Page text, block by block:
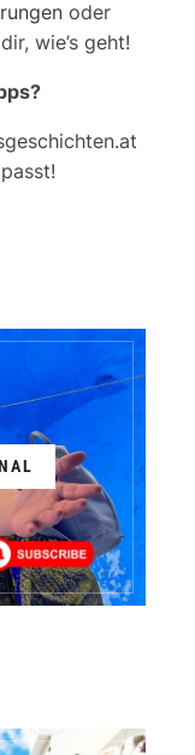
oder
wie’s geht!